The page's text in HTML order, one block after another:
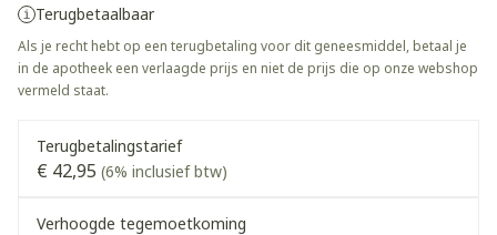
Terugbetaalbaar
Als je recht hebt op een terugbetaling voor dit geneesmiddel, betaal je
in de apotheek een verlaagde prijs en niet de prijs die op onze webshop
vermeld staat.
Terugbetalingstarief
€ 42,95 (6% inclusief btw)
Verhoogde tegemoetkoming